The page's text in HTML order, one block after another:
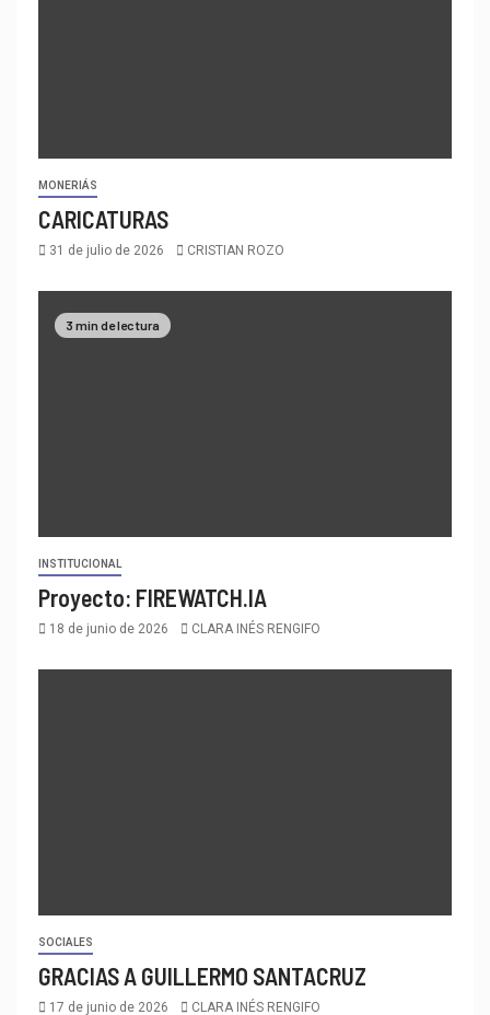
MONERIÁS
CARICATURAS
31 de julio de 2026 CRISTIAN ROZO
3 min de lectura
INSTITUCIONAL
Proyecto: FIREWATCH.IA
18 de junio de 2026 CLARA INÉS RENGIFO
SOCIALES
GRACIAS A GUILLERMO SANTACRUZ
17 de junio de 2026 CLARA INÉS RENGIFO